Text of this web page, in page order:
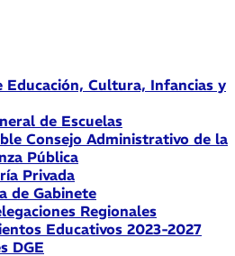
Educación, Cultura, Infancias y
de Escuelas
Consejo Administrativo de la
Pública
Privada
de Gabinete
Regionales
Educativos 2023-2027
DGE